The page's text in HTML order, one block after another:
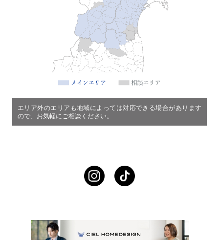
エリア外のエリアも地域によっては対応できる場合があります
ので、お気軽にご相談ください。